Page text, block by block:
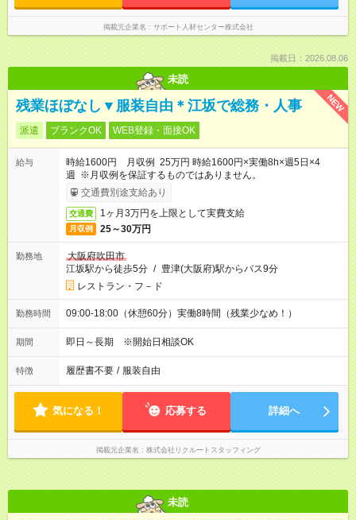
掲載元企業名 サポート人材センター株式会社
掲載日：2026.08.06
未読
NEW
残業ほぼなし▼服装自由＊江坂で総務・人事
派遣 ブランクOK WEB登録・面接OK
給与
時給1600円 月収例 25万円 時給1600円×実働8h×週5日×4
週 ※月収例を保証するものではありません。
交通費別途支給あり
交通費 1ヶ月3万円を上限として実費支給
月収例 25～30万円
勤務地
大阪府吹田市
江坂駅から徒歩5分 / 豊津(大阪府)駅からバス9分
レストラン・フ－ド
勤務時間 09:00-18:00（休憩60分）実働8時間（残業少なめ！）
期間 即日～長期 ※開始日相談OK
特徴 履歴書不要 / 服装自由
気になる！ 応募する 詳細へ
掲載元企業名 株式会社リクルートスタッフィング
未読